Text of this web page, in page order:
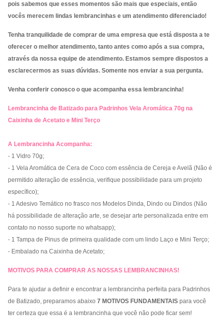
pois sabemos que esses momentos são mais que especiais, então
vocês merecem lindas lembrancinhas e um atendimento diferenciado!
Tenha tranquilidade de comprar de uma empresa que está disposta a te
oferecer o melhor atendimento, tanto antes como após a sua compra,
através da nossa equipe de atendimento. Estamos sempre dispostos a
esclarecermos as suas dúvidas. Somente nos enviar a sua pergunta.
Venha conferir conosco o que acompanha essa lembrancinha!
Lembrancinha de Batizado para Padrinhos Vela Aromática 70g na
Caixinha de Acetato e Mini Terço
A Lembrancinha Acompanha:
- 1 Vidro 70g;
- 1 Vela Aromática de Cera de Coco com essência de Cereja e Avelã (Não é
permitido alteração de essência, verifique possibilidade para um projeto
específico);
- 1 Adesivo Temático no frasco nos Modelos Dinda, Dindo ou Dindos (Não
há possibilidade de alteração arte, se desejar arte personalizada entre em
contato no nosso suporte no whatsapp);
- 1 Tampa de Pinus de primeira qualidade com um lindo Laço e Mini Terço;
- Embalado na Caixinha de Acetato;
MOTIVOS PARA COMPRAR AS NOSSAS LEMBRANCINHAS!
Para te ajudar a definir e encontrar a lembrancinha perfeita para Padrinhos
de Batizado, preparamos abaixo 7 MOTIVOS FUNDAMENTAIS para você
ter certeza que essa é a lembrancinha que você não pode ficar sem!